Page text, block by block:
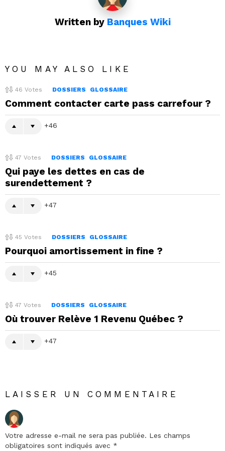
Written by Banques Wiki
YOU MAY ALSO LIKE
46 Votes DOSSIERS GLOSSAIRE
Comment contacter carte pass carrefour ?
46
47 Votes DOSSIERS GLOSSAIRE
Qui paye les dettes en cas de
surendettement ?
47
45 Votes DOSSIERS GLOSSAIRE
Pourquoi amortissement in fine ?
45
47 Votes DOSSIERS GLOSSAIRE
Où trouver Relève 1 Revenu Québec ?
47
LAISSER UN COMMENTAIRE
Votre adresse e-mail ne sera pas publiée. Les champs
obligatoires sont indiqués avec *